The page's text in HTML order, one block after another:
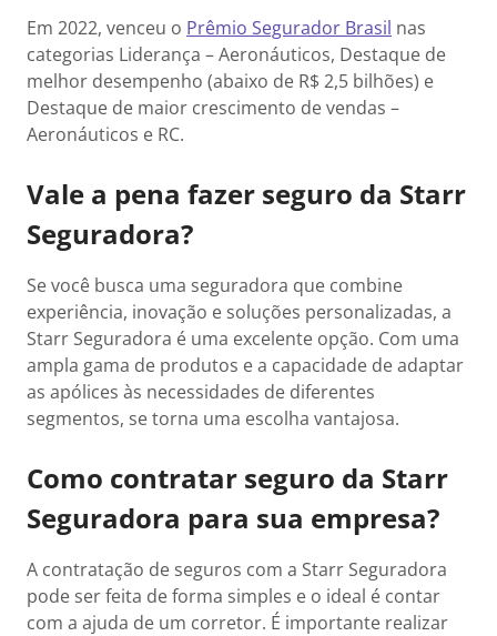
Em 2022, venceu o Prêmio Segurador Brasil nas
categorias Liderança – Aeronáuticos, Destaque de
melhor desempenho (abaixo de R$ 2,5 bilhões) e
Destaque de maior crescimento de vendas –
Aeronáuticos e RC.
Vale a pena fazer seguro da Starr
Seguradora?
Se você busca uma seguradora que combine
experiência, inovação e soluções personalizadas, a
Starr Seguradora é uma excelente opção. Com uma
ampla gama de produtos e a capacidade de adaptar
as apólices às necessidades de diferentes
segmentos, se torna uma escolha vantajosa.
Como contratar seguro da Starr
Seguradora para sua empresa?
A contratação de seguros com a Starr Seguradora
pode ser feita de forma simples e o ideal é contar
com a ajuda de um corretor. É importante realizar